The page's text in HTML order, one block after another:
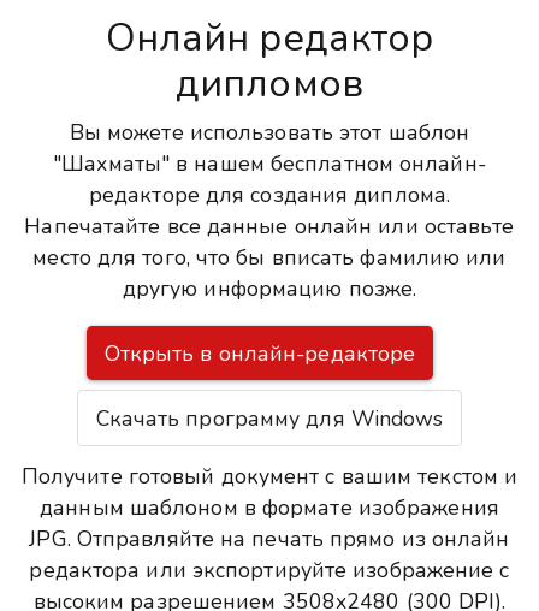
Онлайн редактор
дипломов
Вы можете использовать этот шаблон
"Шахматы" в нашем бесплатном онлайн-
редакторе для создания диплома.
Напечатайте все данные онлайн или оставьте
место для того, что бы вписать фамилию или
другую информацию позже.
Открыть в онлайн-редакторе
Скачать программу для Windows
Получите готовый документ с вашим текстом и
данным шаблоном в формате изображения
JPG. Отправляйте на печать прямо из онлайн
редактора или экспортируйте изображение с
высоким разрешением 3508x2480 (300 DPI).